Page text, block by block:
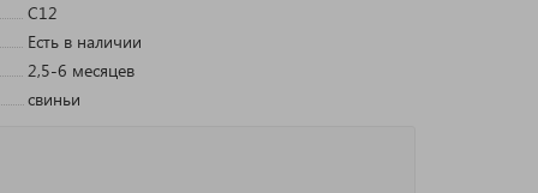
C12
Есть в наличии
2,5-6 месяцев
свиньи